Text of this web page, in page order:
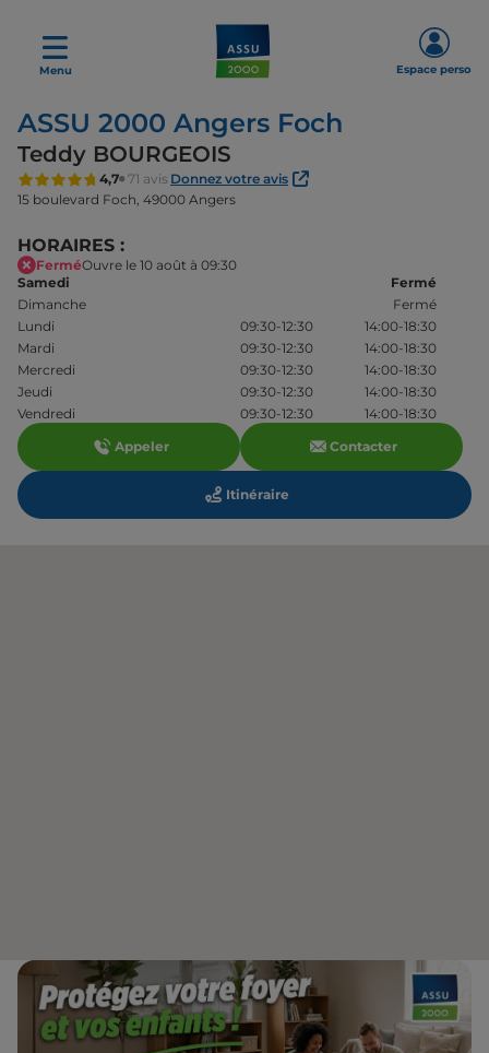
Menu Espace perso
ASSU 2000 Angers Foch
Teddy BOURGEOIS
4,7 71 avis Donnez votre avis
15 boulevard Foch, 49000 Angers
HORAIRES :
FerméOuvre le 10 août à 09:30
Samedi
Fermé
Dimanche
Fermé
Lundi
09:30-12:30
14:00-18:30
Mardi
09:30-12:30
14:00-18:30
Mercredi
09:30-12:30
14:00-18:30
Jeudi
09:30-12:30
14:00-18:30
Vendredi
09:30-12:30
14:00-18:30
Appeler
Contacter
Itinéraire